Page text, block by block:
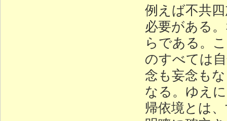
例えば不共
必要がある
らである。
のすべては
念も妄念も
なる。ゆえ
帰依境とは